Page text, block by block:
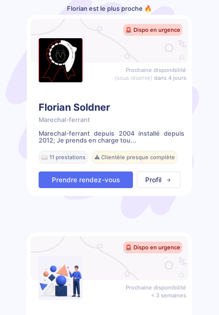
Florian est le plus proche 🔥
🚨 Dispo en urgence
Prochaine disponibilité
(sous réserve) dans 4 jours
Florian Soldner
Marechal-ferrant
Marechal-ferrant depuis 2004 installé depuis
2012; Je prends en charge tou...
📖 11 prestations ⚠️ Clientèle presque complète
Prendre rendez-vous Profil
🚨 Dispo en urgence
Prochaine disponibilité
< 3 semaines